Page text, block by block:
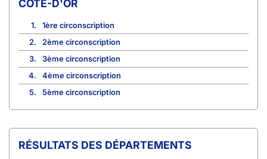
CÔTE-D'OR
1.
1ère circonscription
2.
2ème circonscription
3.
3ème circonscription
4.
4ème circonscription
5.
5ème circonscription
RÉSULTATS DES DÉPARTEMENTS